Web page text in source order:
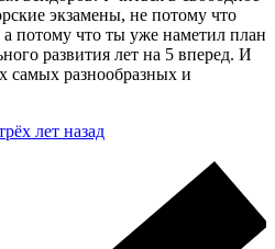
экзамены, не потому что
а потому что ты уже наметил план
развития лет на 5 вперед. И
самых разнообразных и
лет назад